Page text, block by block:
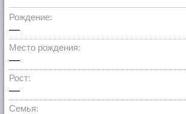
Рождение:
—
Место рождения:
—
Рост:
—
Семья: